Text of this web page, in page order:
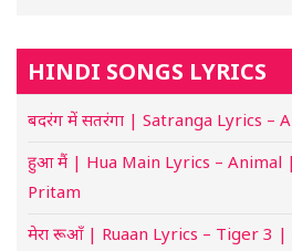
HINDI SONGS LYRICS
बदरंग में सतरंगा | Satranga Lyrics –
हुआ मैं | Hua Main Lyrics – Animal
Pritam
मेरा रूआँ | Ruaan Lyrics – Tiger 3